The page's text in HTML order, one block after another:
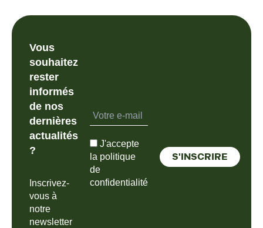
Vous
souhaitez
rester
informés
de nos
dernières
actualités
?
Inscrivez-
vous à
notre
newsletter
J'accepte
la politique
de
confidentialité